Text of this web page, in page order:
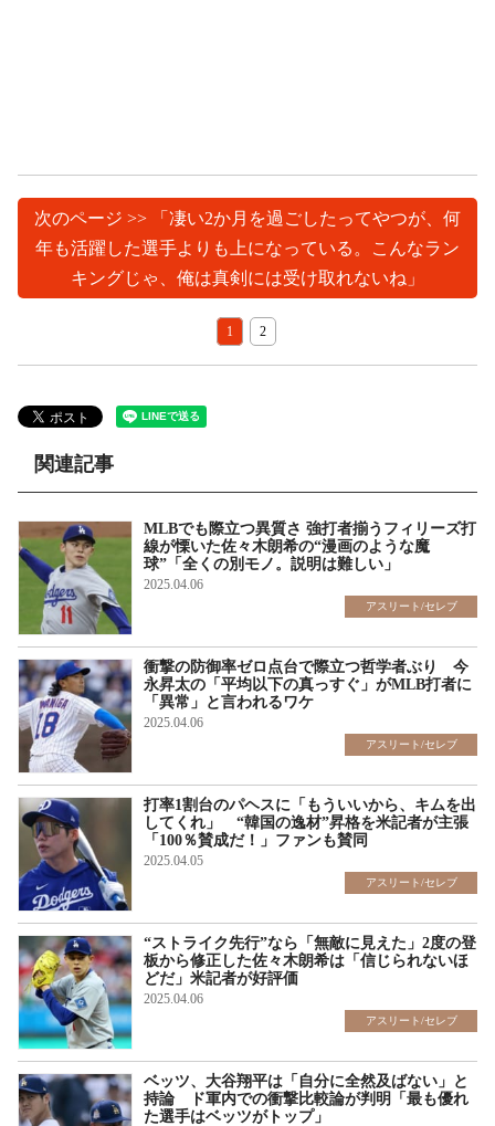
次のページ >> 「凄い2か月を過ごしたってやつが、何
年も活躍した選手よりも上になっている。こんなラン
キングじゃ、俺は真剣には受け取れないね」
1 2
関連記事
MLBでも際立つ異質さ 強打者揃うフィリーズ打
線が慄いた佐々木朗希の“漫画のような魔
球”「全くの別モノ。説明は難しい」
2025.04.06
アスリート/セレブ
衝撃の防御率ゼロ点台で際立つ哲学者ぶり 今
永昇太の「平均以下の真っすぐ」がMLB打者に
「異常」と言われるワケ
2025.04.06
アスリート/セレブ
打率1割台のパヘスに「もういいから、キムを出
してくれ」 “韓国の逸材”昇格を米記者が主張
「100％賛成だ！」ファンも賛同
2025.04.05
アスリート/セレブ
“ストライク先行”なら「無敵に見えた」2度の登
板から修正した佐々木朗希は「信じられないほ
どだ」米記者が好評価
2025.04.06
アスリート/セレブ
ベッツ、大谷翔平は「自分に全然及ばない」と
持論 ド軍内での衝撃比較論が判明「最も優れ
た選手はベッツがトップ」